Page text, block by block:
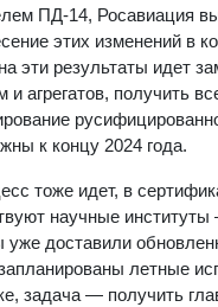
ПД-14, Росавиация
этих изменений в
эти результаты идет
и агрегатов, получить
к концу 2024 года.
тоже идет, в
научные
доставили
летные
задача — получить